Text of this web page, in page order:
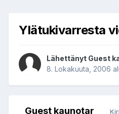
Ylätukivarresta
Lähettänyt Guest
8. Lokakuuta, 2006
Guest kaunotar